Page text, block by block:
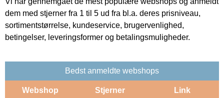
dem med stjerner fra 1 til 5 ud fra bl.a. deres prisniveau,
sortimentstørrelse, kundeservice, brugervenlighed,
betingelser, leveringsformer og betalingsmuligheder.
Bedst anmeldte webshops
Webshop Stjerner Link